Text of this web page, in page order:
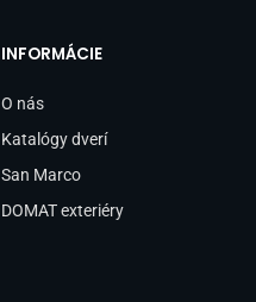
INFORMÁCIE
O nás
Katalógy dverí
San Marco
DOMAT exteriéry